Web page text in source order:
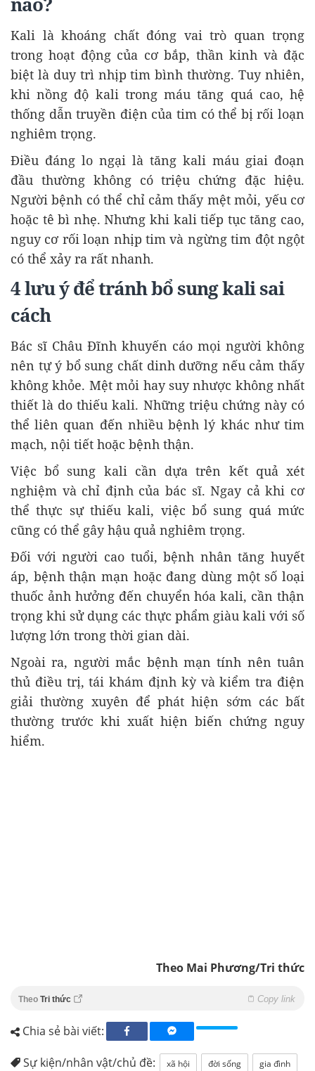
Kali là khoáng chất đóng vai trò quan trọng
trong hoạt động của cơ bắp, thần kinh và đặc
biệt là duy trì nhịp tim bình thường. Tuy nhiên,
khi nồng độ kali trong máu tăng quá cao, hệ
thống dẫn truyền điện của tim có thể bị rối loạn
nghiêm trọng.
Điều đáng lo ngại là tăng kali máu giai đoạn
đầu thường không có triệu chứng đặc hiệu.
Người bệnh có thể chỉ cảm thấy mệt mỏi, yếu cơ
hoặc tê bì nhẹ. Nhưng khi kali tiếp tục tăng cao,
nguy cơ rối loạn nhịp tim và ngừng tim đột ngột
có thể xảy ra rất nhanh.
4 lưu ý để tránh bổ sung kali sai
cách
Bác sĩ Châu Đĩnh khuyến cáo mọi người không
nên tự ý bổ sung chất dinh dưỡng nếu cảm thấy
không khỏe. Mệt mỏi hay suy nhược không nhất
thiết là do thiếu kali. Những triệu chứng này có
thể liên quan đến nhiều bệnh lý khác như tim
mạch, nội tiết hoặc bệnh thận.
Việc bổ sung kali cần dựa trên kết quả xét
nghiệm và chỉ định của bác sĩ. Ngay cả khi cơ
thể thực sự thiếu kali, việc bổ sung quá mức
cũng có thể gây hậu quả nghiêm trọng.
Đối với người cao tuổi, bệnh nhân tăng huyết
áp, bệnh thận mạn hoặc đang dùng một số loại
thuốc ảnh hưởng đến chuyển hóa kali, cần thận
trọng khi sử dụng các thực phẩm giàu kali với số
lượng lớn trong thời gian dài.
Ngoài ra, người mắc bệnh mạn tính nên tuân
thủ điều trị, tái khám định kỳ và kiểm tra điện
giải thường xuyên để phát hiện sớm các bất
thường trước khi xuất hiện biến chứng nguy
hiểm.
Theo Mai Phương/Tri thức
Theo Tri thức Copy link
Chia sẻ bài viết:
Sự kiện/nhân vật/chủ đề: xã hội đời sống gia đình